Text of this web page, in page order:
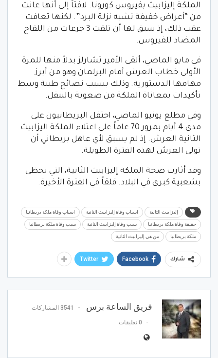
الملكة إليزابيث بفيروس كورونا. لافتاً إلى أنها عانت
من “أعراض خفيفة تشبه نزلة البرد”. لكنها تعافت
عقب ذلك، إذ سبق لها أن تلقت 3 جرعات من اللقاح
المضاد للفيروس.
في مايو الماضي، ألقى الأمير تشارلز بدلاً منها للمرة
الأولى خطاب العرش أمام البرلمان وهو من أبرز
مهامها الدستورية. وذلك بسبب نصائح طبية وسط
تأكيدات بمعاناة الملكة من صعوبة بالتنقل.
وفي مطلع يونيو الماضي، احتفل البريطانيون على
مدى 4 أيام بمرور 70 عاماً على اعتلاء الملكة اليزابيث
الثانية العرش. إذ لم يسبق لأي عاهل بريطاني أن
تولى العرش لهذه الفترة الطويلة.
وقد أثارت صحة الملكة إليزابيث الثانية، التي تحظى
بشعبية كبرى في البلاد. قلقاً في الفترة الأخيرة.
إليزابيث الثانية اسباب وفاة إليزابيث الثانية اسباب وفاة ملكة بريطانيا
حقيقة وفاة ملكة بريطانيا سبب وفاة إليزابيث الثانية سبب وفاة ملكة بريطانيا
ملكة بريطانيا من هي إليزابيث الثانية
شارك Facebook
Twitter
فريق الساعة برس 3541 المشاركات
0 تعليقات